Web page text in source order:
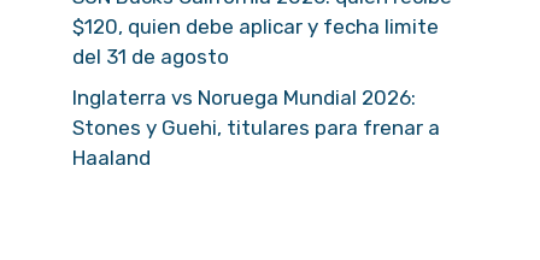
$120, quien debe aplicar y fecha limite
del 31 de agosto
Inglaterra vs Noruega Mundial 2026:
Stones y Guehi, titulares para frenar a
Haaland